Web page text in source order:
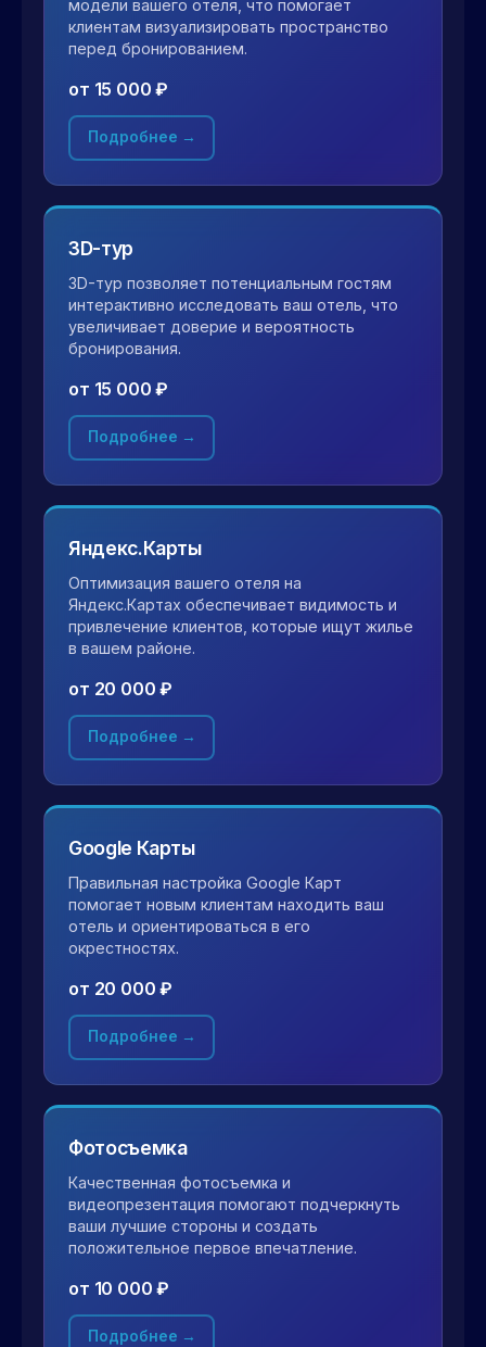
модели вашего отеля, что помогает
клиентам визуализировать пространство
перед бронированием.
от 15 000 ₽
Подробнее →
3D-тур
3D-тур позволяет потенциальным гостям
интерактивно исследовать ваш отель, что
увеличивает доверие и вероятность
бронирования.
от 15 000 ₽
Подробнее →
Яндекс.Карты
Оптимизация вашего отеля на
Яндекс.Картах обеспечивает видимость и
привлечение клиентов, которые ищут жилье
в вашем районе.
от 20 000 ₽
Подробнее →
Google Карты
Правильная настройка Google Карт
помогает новым клиентам находить ваш
отель и ориентироваться в его
окрестностях.
от 20 000 ₽
Подробнее →
Фотосъемка
Качественная фотосъемка и
видеопрезентация помогают подчеркнуть
ваши лучшие стороны и создать
положительное первое впечатление.
от 10 000 ₽
Подробнее →